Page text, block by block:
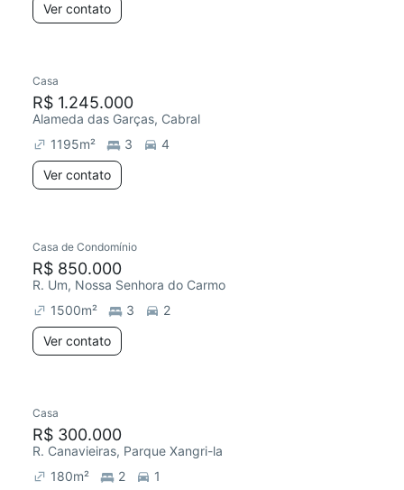
Ver contato
Casa
R$ 1.245.000
Alameda das Garças, Cabral
1195m² 3
4
Ver contato
Casa de Condomínio
R$ 850.000
R. Um, Nossa Senhora do Carmo
1500m² 3
2
Ver contato
Casa
R$ 300.000
R. Canavieiras, Parque Xangri-la
180m² 2
1